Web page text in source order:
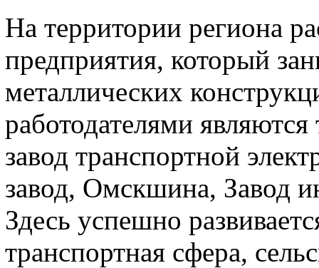
На территории региона
предприятия, который
металлических
работодателями
завод транспортной
завод, Омскшина, Завод
Здесь успешно
транспортная сфера,